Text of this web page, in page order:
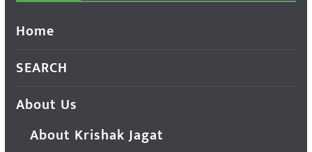
Home
SEARCH
About Us
About Krishak Jagat